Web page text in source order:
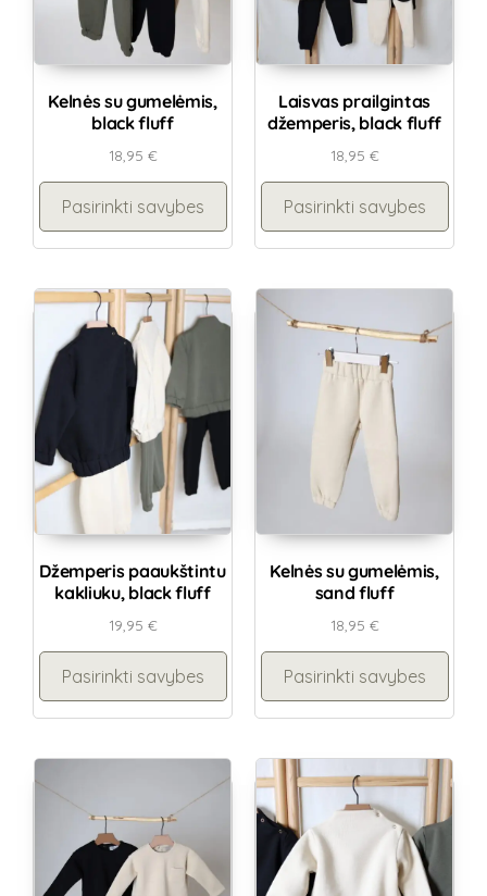
Kelnės su gumelėmis,
black fluff
18,95 €
Pasirinkti savybes
Laisvas prailgintas
džemperis, black fluff
18,95 €
Pasirinkti savybes
Džemperis paaukštintu
kakliuku, black fluff
19,95 €
Pasirinkti savybes
Kelnės su gumelėmis,
sand fluff
18,95 €
Pasirinkti savybes